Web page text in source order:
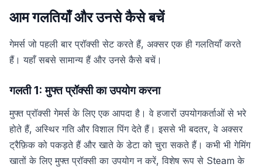
आम गलतियाँ और उनसे कैसे बचें
गेमर्स जो पहली बार प्रॉक्सी सेट करते हैं, अक्सर एक ही गलतियाँ करते
हैं। यहाँ सबसे सामान्य हैं और उनसे कैसे बचें।
गलती 1: मुफ्त प्रॉक्सी का उपयोग करना
मुफ्त प्रॉक्सी गेमर्स के लिए एक आपदा है। वे हजारों उपयोगकर्ताओं से भरे
होते हैं, अस्थिर गति और विशाल पिंग देते हैं। इससे भी बदतर, वे अक्सर
ट्रैफ़िक को पकड़ते हैं और खाते के डेटा को चुरा सकते हैं। कभी भी गेमिंग
खातों के लिए मुफ्त प्रॉक्सी का उपयोग न करें, विशेष रूप से Steam के